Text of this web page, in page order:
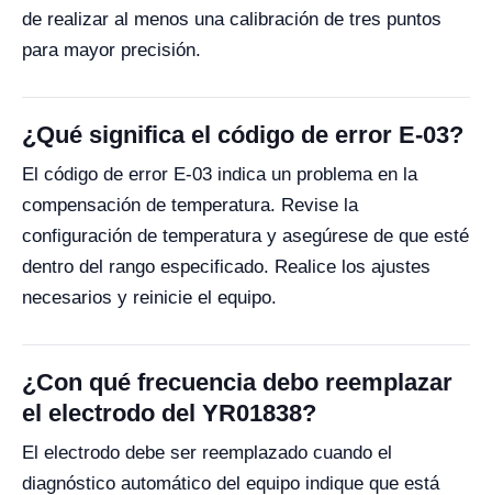
de realizar al menos una calibración de tres puntos
para mayor precisión.
¿Qué significa el código de error E-03?
El código de error E-03 indica un problema en la
compensación de temperatura. Revise la
configuración de temperatura y asegúrese de que esté
dentro del rango especificado. Realice los ajustes
necesarios y reinicie el equipo.
¿Con qué frecuencia debo reemplazar
el electrodo del YR01838?
El electrodo debe ser reemplazado cuando el
diagnóstico automático del equipo indique que está